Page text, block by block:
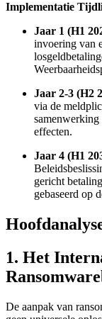
Implementatie
Jaar 1 (H1
invoering van
Jaar 2-3 (H2
via de
effecten.
Jaar 4 (H1
gericht
gebaseerd op
1. Het
De aanpak van